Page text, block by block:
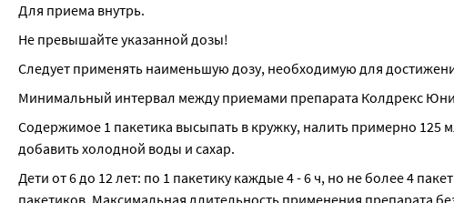
Для приема внутрь.
Не превышайте указанной дозы!
Следует применять наименьшую дозу, необходимую для
Минимальный интервал между приемами препарата Колдрекс
Содержимое 1 пакетика высыпать в кружку, налить примерно 125
добавить холодной воды и сахар.
Дети от 6 до 12 лет: по 1 пакетику каждые 4 - 6 ч, но не более 4
пакетиков. Максимальная длительность применения препарата